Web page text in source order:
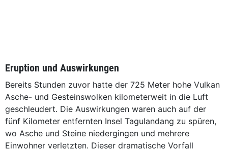
Eruption und Auswirkungen
Bereits Stunden zuvor hatte der 725 Meter hohe Vulkan
Asche- und Gesteinswolken kilometerweit in die Luft
geschleudert. Die Auswirkungen waren auch auf der
fünf Kilometer entfernten Insel Tagulandang zu spüren,
wo Asche und Steine niedergingen und mehrere
Einwohner verletzten. Dieser dramatische Vorfall